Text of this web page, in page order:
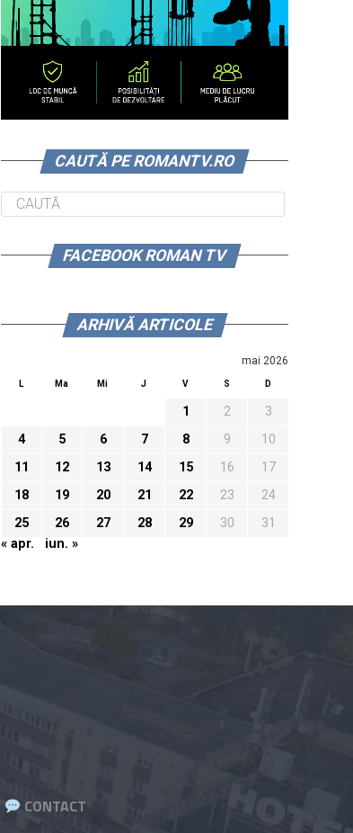
CAUTĂ PE ROMANTV.RO
FACEBOOK ROMAN TV
ARHIVĂ ARTICOLE
mai 2026
L Ma Mi J V S D
1 2
3
4
5 6 7 8 9
10
11
12 13 14 15 16
17
18
19 20 21 22 23
24
25
26 27 28 29 30
31
« apr.
iun. »
CONTACT